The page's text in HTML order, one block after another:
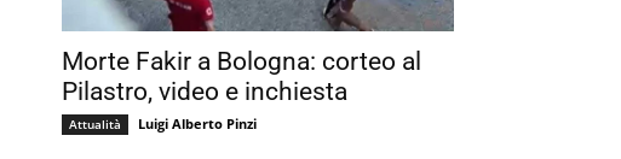
Morte Fakir a Bologna: corteo al
Pilastro, video e inchiesta
Attualità Luigi Alberto Pinzi